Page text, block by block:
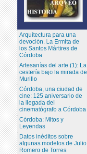
Arquitectura para una
devoción. La Ermita de
los Santos Mártires de
Córdoba
Artesanías del arte (1): La
cestería bajo la mirada de
Murillo
Córdoba, una ciudad de
cine: 125 aniversario de
la llegada del
cinematógrafo a Córdoba
Córdoba: Mitos y
Leyendas
Datos inéditos sobre
algunas modelos de Julio
Romero de Torres